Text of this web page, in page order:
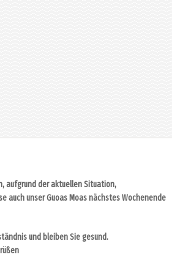
aufgrund der aktuellen Situation,
auch unser Guoas Moas nächstes Wochenende
und bleiben Sie gesund.